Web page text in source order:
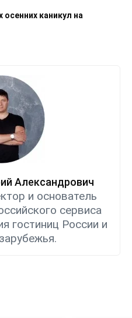
каникул на
Александрович
и основатель
сервиса
гостиниц России и